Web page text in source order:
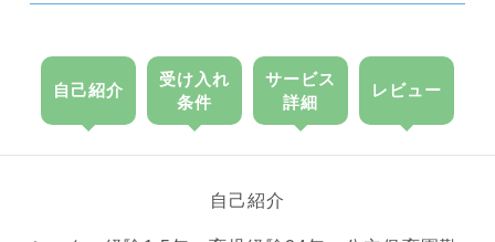
自己紹介
受け入れ
条件
サービス
詳細
レビュー
自己紹介